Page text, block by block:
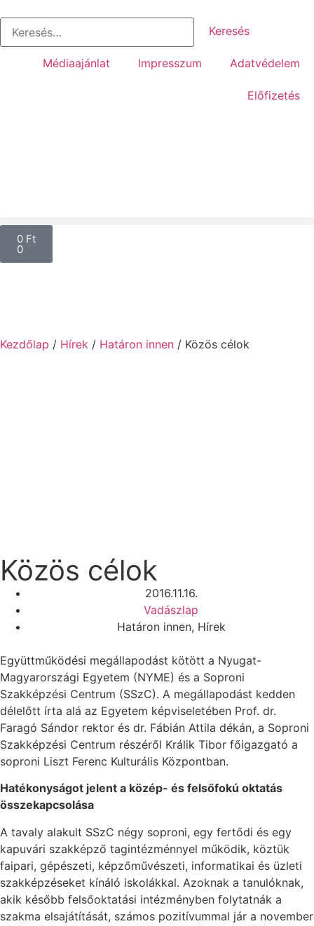
Médiaajánlat Impresszum Adatvédelem
Előfizetés
0 Ft
0
Kezdőlap / Hírek / Határon innen / Közös célok
Közös célok
2016.11.16.
Vadászlap
Határon innen, Hírek
Együttműködési megállapodást kötött a Nyugat-
Magyarországi Egyetem (NYME) és a Soproni
Szakképzési Centrum (SSzC). A megállapodást kedden
délelőtt írta alá az Egyetem képviseletében Prof. dr.
Faragó Sándor rektor és dr. Fábián Attila dékán, a Soproni
Szakképzési Centrum részéről Králik Tibor főigazgató a
soproni Liszt Ferenc Kulturális Központban.
Hatékonyságot jelent a közép- és felsőfokú oktatás
összekapcsolása
A tavaly alakult SSzC négy soproni, egy fertődi és egy
kapuvári szakképző tagintézménnyel működik, köztük
faipari, gépészeti, képzőművészeti, informatikai és üzleti
szakképzéseket kínáló iskolákkal. Azoknak a tanulóknak,
akik később felsőoktatási intézményben folytatnák a
szakma elsajátítását, számos pozitívummal jár a november